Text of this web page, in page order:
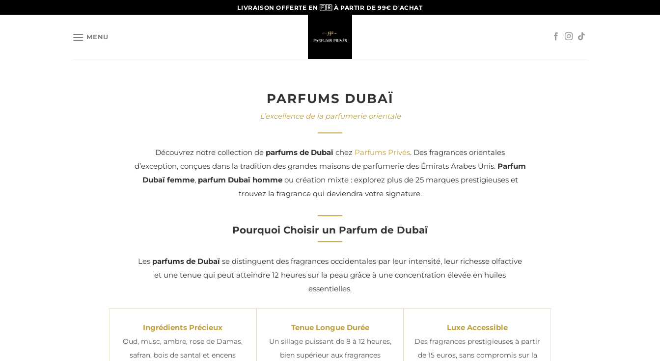
au
LIVRAISON OFFERTE EN 🇫🇷 À PARTIR DE 99€ D'ACHAT
MENU
PARFUMS DUBAÏ
L’excellence de la parfumerie orientale
Découvrez notre collection de parfums de Dubaï chez Parfums Privés. Des fragrances orientales
d’exception, conçues dans la tradition des grandes maisons de parfumerie des Émirats Arabes Unis. Parfum
Dubaï femme, parfum Dubaï hommeou création mixte : explorez plus de 25 marques prestigieuses et
trouvez la fragrance qui deviendra votre signature.
Pourquoi Choisir un Parfum de Dubaï
Les parfums de Dubaï se distinguent des fragrances occidentales par leur intensité, leur richesse olfactive
et une tenue qui peut atteindre 12 heures sur la peau grâce à une concentration élevée en huiles
essentielles.
Ingrédients Précieux
Oud, musc, ambre, rose de Damas,
safran, bois de santal et encens
Tenue Longue Durée
Un sillage puissant de 8 à 12 heures,
bien supérieur aux fragrances
Luxe Accessible
Des fragrances prestigieuses à partir
de 15 euros, sans compromis sur la